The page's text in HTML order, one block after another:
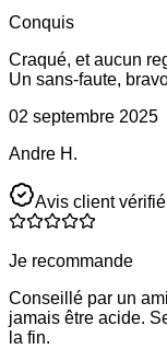
Conquis
Craqué, et aucun
Un sans-faute,
02 septembre 2025
Andre H.
Avis client vérifié
Je recommande
Conseillé par un
jamais être acide.
la fin.